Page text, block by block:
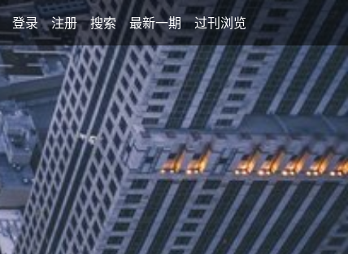
登录 注册 搜索 最新一期 过刊浏览